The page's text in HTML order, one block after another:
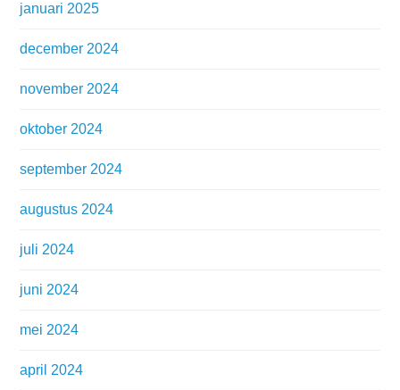
januari 2025
december 2024
november 2024
oktober 2024
september 2024
augustus 2024
juli 2024
juni 2024
mei 2024
april 2024